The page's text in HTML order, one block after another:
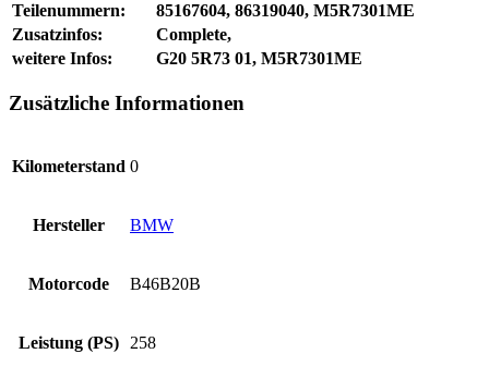
Teilenummern:
85167604, 86319040, M5R7301ME
Zusatzinfos:
Complete,
weitere Infos:
G20 5R73 01, M5R7301ME
Zusätzliche Informationen
Kilometerstand 0
Hersteller BMW
Motorcode B46B20B
Leistung (PS) 258